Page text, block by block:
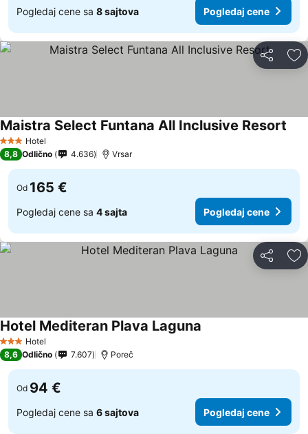
Pogledaj cene sa 8 sajtova Pogledaj cene
Deli
3 Zvezdice
Hotel
Maistra Select Funtana All Inclusive Resort
8,8 Odlično 4.636 Vrsar
Od 165 €
Pogledaj cene sa 4 sajta Pogledaj cene
Deli
3 Zvezdice
Hotel
Hotel Mediteran Plava Laguna
8,6 Odlično 7.607 Poreč
Od 94 €
Pogledaj cene sa 6 sajtova Pogledaj cene